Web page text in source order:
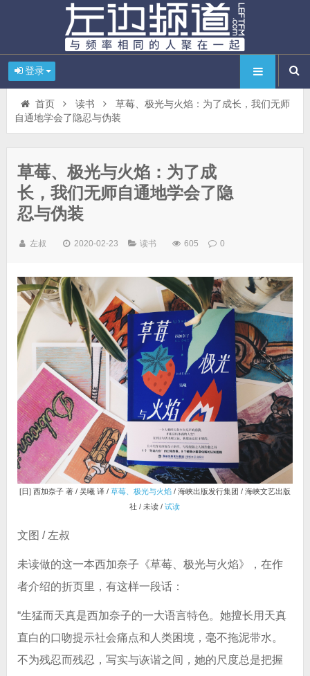
登录
首页 读书
草莓、极光与火焰：为了成长，我们无师
自通地学会了隐忍与伪装
草莓、极光与火焰：为了成
长，我们无师自通地学会了隐
忍与伪装
左叔 2020-02-23 读书 605 0
[日] 西加奈子 著 / 吴曦 译 / 草莓、极光与火焰/ 海峡出版发行集团 / 海峡文艺出版
社 / 未读 /试读
文图 / 左叔
未读做的这一本西加奈子《草莓、极光与火焰》，在作
者介绍的折页里，有这样一段话：
“生猛而天真是西加奈子的一大语言特色。她擅长用天真
直白的口吻提示社会痛点和人类困境，毫不拖泥带水。
不为残忍而残忍，写实与诙谐之间，她的尺度总是把握